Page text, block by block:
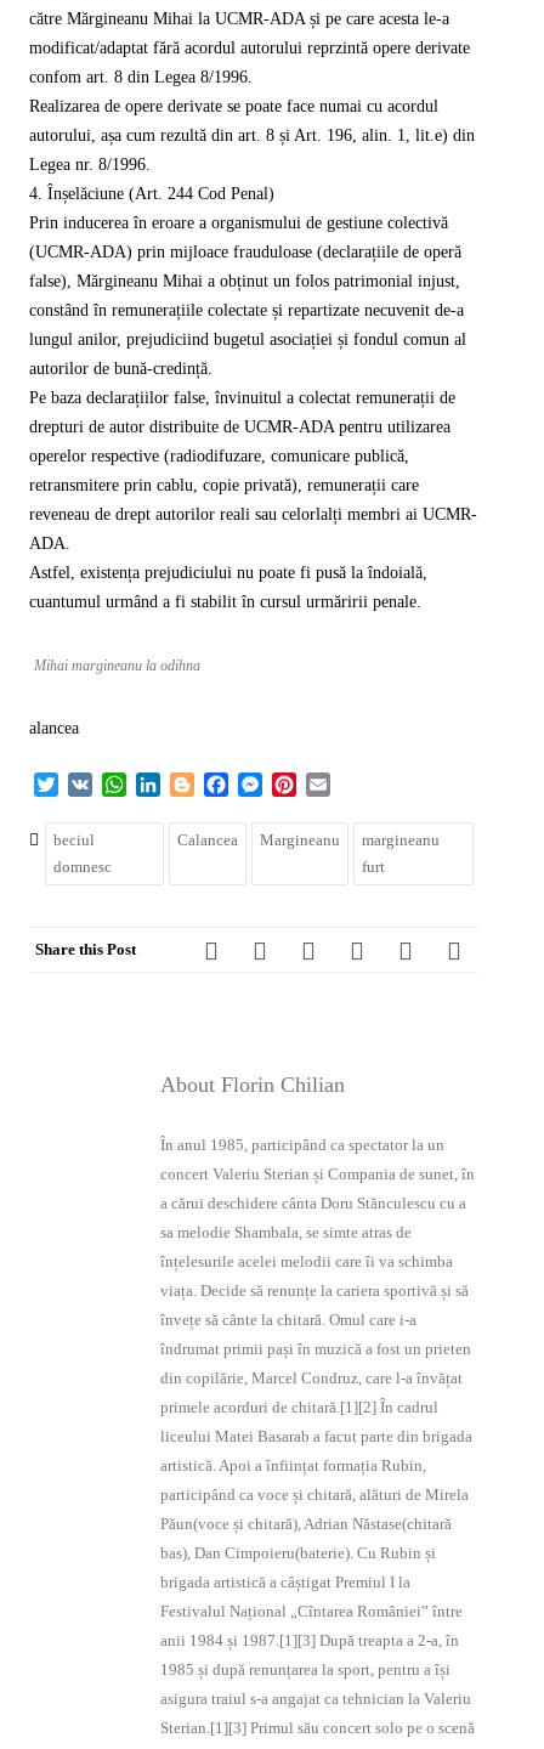
către Mărgineanu Mihai la UCMR-ADA și pe care acesta le-a
modificat/adaptat fără acordul autorului reprzintă opere derivate
confom art. 8 din Legea 8/1996.
Realizarea de opere derivate se poate face numai cu acordul
autorului, așa cum rezultă din art. 8 și Art. 196, alin. 1, lit.e) din
Legea nr. 8/1996.
4. Înșelăciune (Art. 244 Cod Penal)
Prin inducerea în eroare a organismului de gestiune colectivă
(UCMR-ADA) prin mijloace frauduloase (declarațiile de operă
false), Mărgineanu Mihai a obținut un folos patrimonial injust,
constând în remunerațiile colectate și repartizate necuvenit de-a
lungul anilor, prejudiciind bugetul asociației și fondul comun al
autorilor de bună-credință.
Pe baza declarațiilor false, învinuitul a colectat remunerații de
drepturi de autor distribuite de UCMR-ADA pentru utilizarea
operelor respective (radiodifuzare, comunicare publică,
retransmitere prin cablu, copie privată), remunerații care
reveneau de drept autorilor reali sau celorlalți membri ai UCMR-
ADA.
Astfel, existența prejudiciului nu poate fi pusă la îndoială,
cuantumul urmând a fi stabilit în cursul urmăririi penale.
Mihai margineanu la odihna
alancea
TwitterVK WhatsApp
LinkedInBloggerFacebookMessenger
Pinterest
beciul
domnesc
Calancea Margineanu
margineanu
furt
Share this Post
About Florin Chilian
În anul 1985, participând ca spectator la un
concert Valeriu Sterian și Compania de sunet, în
a cărui deschidere cânta Doru Stănculescu cu a
sa melodie Shambala, se simte atras de
înțelesurile acelei melodii care îi va schimba
viața. Decide să renunțe la cariera sportivă și să
învețe să cânte la chitară. Omul care i-a
îndrumat primii pași în muzică a fost un prieten
din copilărie, Marcel Condruz, care l-a învățat
primele acorduri de chitară.[1][2] În cadrul
liceului Matei Basarab a facut parte din brigada
artistică. Apoi a înființat formația Rubin,
participând ca voce și chitară, alături de Mirela
Păun(voce și chitară), Adrian Năstase(chitară
bas), Dan Cimpoieru(baterie). Cu Rubin și
brigada artistică a câștigat Premiul I la
Festivalul Național „Cîntarea României” între
anii 1984 și 1987.[1][3] După treapta a 2-a, în
1985 și după renunțarea la sport, pentru a își
asigura traiul s-a angajat ca tehnician la Valeriu
Sterian.[1][3] Primul său concert solo pe o scenă